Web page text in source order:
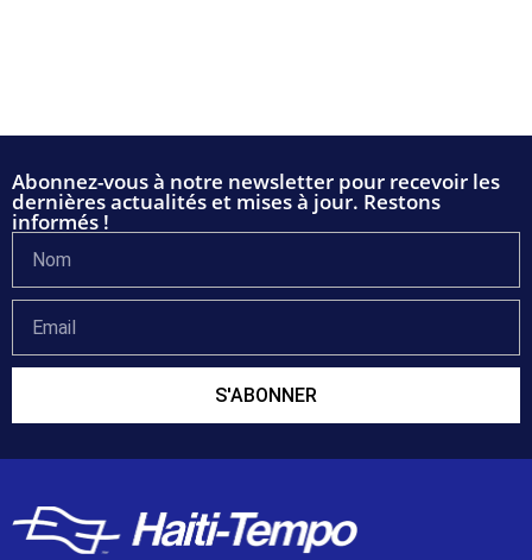
Abonnez-vous à notre newsletter pour recevoir les
dernières actualités et mises à jour. Restons
informés !
S'ABONNER